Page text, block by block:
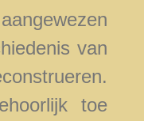
van
toe